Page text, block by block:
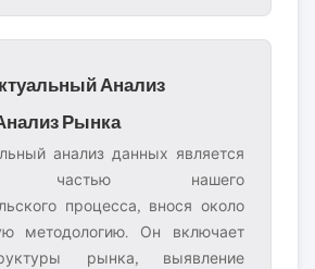
Анализ
Рынка
анализ данных является
частью нашего
процесса, внося около
методологию. Он включает
рынка, выявление